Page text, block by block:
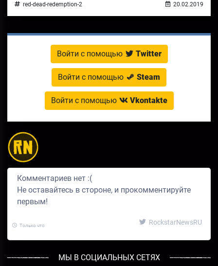
red-dead-redemption-2 20.02.2019
Войти с помощью Twitter
Войти с помощью Steam
Войти с помощью Vkontakte
Комментариев нет :(
Не оставайтесь в стороне, и прокомментируйте
первым!
Только что RockstarNewsRU
МЫ В СОЦИАЛЬНЫХ СЕТЯХ